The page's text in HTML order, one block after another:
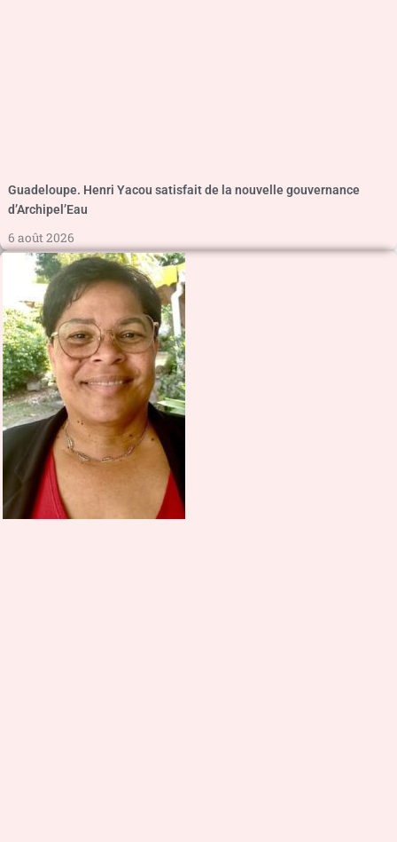
Guadeloupe. Henri Yacou satisfait de la nouvelle gouvernance
d’Archipel’Eau
6 août 2026